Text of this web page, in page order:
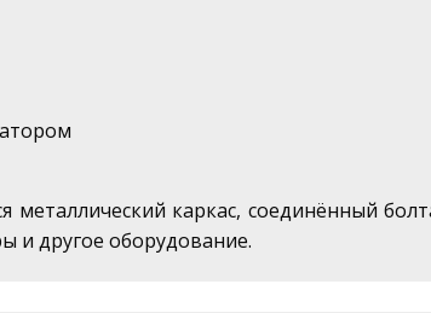
каркас, соединённый
и другое оборудование.